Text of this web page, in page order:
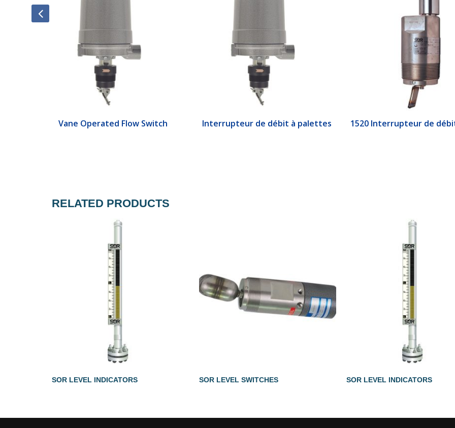
Vane Operated Flow Switch Interrupteur de débit à palettes
RELATED PRODUCTS
SOR LEVEL INDICATORS SOR LEVEL SWITCHES SOR LEVEL INDICATORS